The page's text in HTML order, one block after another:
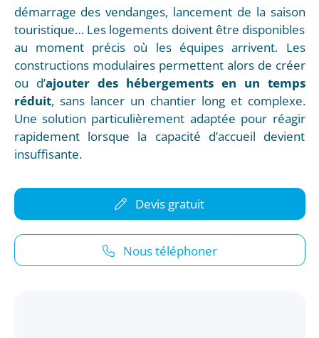
démarrage des vendanges, lancement de la saison
touristique… Les logements doivent être disponibles
au moment précis où les équipes arrivent. Les
constructions modulaires permettent alors de créer
ou d’ajouter des hébergements en un temps
réduit, sans lancer un chantier long et complexe.
Une solution particulièrement adaptée pour réagir
rapidement lorsque la capacité d’accueil devient
insuffisante.
Devis gratuit
Nous téléphoner